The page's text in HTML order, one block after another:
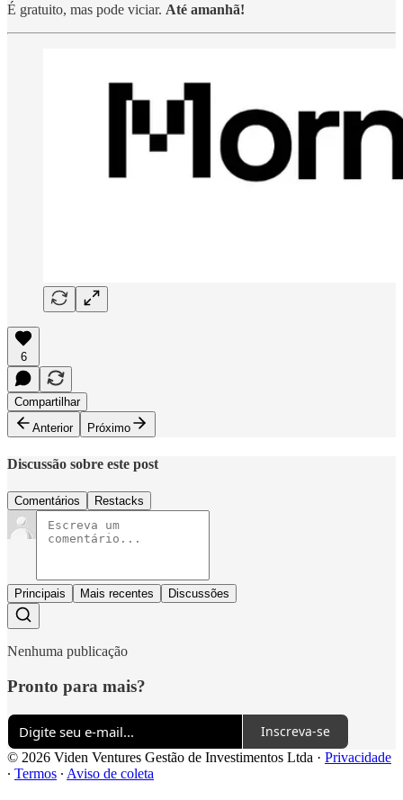
É gratuito, mas pode viciar. Até amanhã!
6
Compartilhar
Anterior
Próximo
Discussão sobre este post
Comentários Restacks
Principais Mais recentes Discussões
Nenhuma publicação
Pronto para mais?
Inscreva-se
© 2026 Viden Ventures Gestão de Investimentos Ltda · Privacidade
∙ Termos ∙ Aviso de coleta